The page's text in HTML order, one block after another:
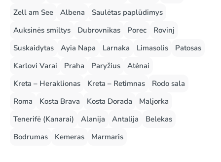
Zell am See
Albena
Saulėtas paplūdimys
Auksinės smiltys
Dubrovnikas Porec
Rovinj
Suskaidytas
Ayia Napa Larnaka Limasolis
Patosas
Karlovi Varai
Praha Paryžius
Atėnai
Kreta – Heraklionas
Kreta – Retimnas
Rodo sala
Roma
Kosta Brava Kosta Dorada
Maljorka
Tenerifė (Kanarai)
Alanija Antalija
Belekas
Bodrumas
Kemeras Marmaris